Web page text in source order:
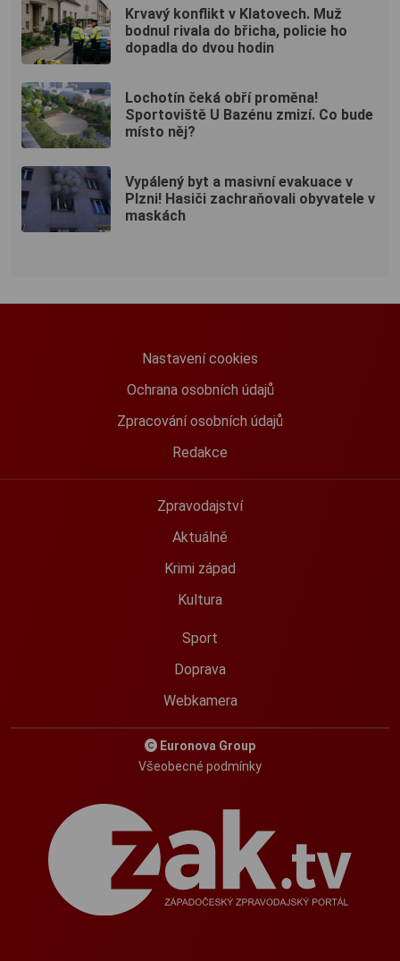
Krvavý konflikt v Klatovech. Muž
bodnul rivala do břicha, policie ho
dopadla do dvou hodin
Lochotín čeká obří proměna!
Sportoviště U Bazénu zmizí. Co bude
místo něj?
Vypálený byt a masivní evakuace v
Plzni! Hasiči zachraňovali obyvatele v
maskách
Nastavení cookies
Ochrana osobních údajů
Zpracování osobních údajů
Redakce
Zpravodajství
Aktuálně
Krimi západ
Kultura
Sport
Doprava
Webkamera
Euronova Group
Všeobecné podmínky